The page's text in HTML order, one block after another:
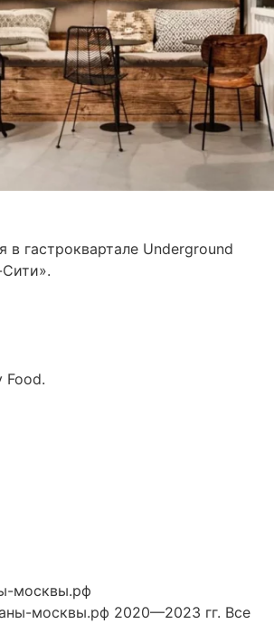
в гастроквартале Underground
Food.
москвы.рф
москвы.рф 2020—2023 гг. Все